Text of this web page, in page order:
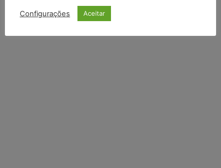
Continuar comX
Configurações Aceitar